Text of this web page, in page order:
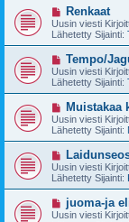
v
e
s
t
U
u
s
i
v
e
s
t
Renkaat
Uusin viesti
Lähetetty Sijainti:
U
u
s
i
v
e
s
t
Tempo/
Uusin viesti
Lähetetty Sijainti:
U
u
s
i
v
e
s
t
Muistakaa
Uusin viesti
Lähetetty Sijainti:
U
u
s
i
v
e
Uusin viesti
Lähetetty Sijainti:
U
u
juoma-ja
Uusin viesti